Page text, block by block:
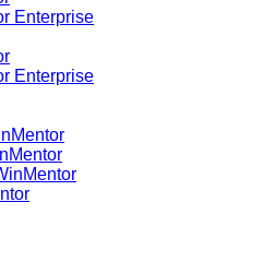
Enterprise
Enterprise